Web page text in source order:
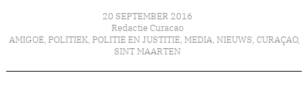
20 SEPTEMBER 2016
Redactie Curacao
AMIGOE, POLITIEK, POLITIE EN JUSTITIE, MEDIA, NIEUWS, CURAÇAO,
SINT MAARTEN